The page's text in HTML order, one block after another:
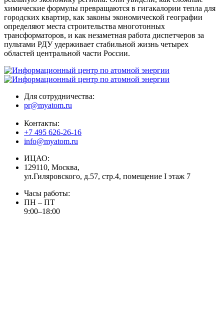
химические формулы превращаются в гигакалории тепла для
городских квартир, как законы экономической географии
определяют места строительства многотонных
трансформаторов, и как незаметная работа диспетчеров за
пультами РДУ удерживает стабильной жизнь четырех
областей центральной части России.
Для сотрудничества:
pr@myatom.ru
Контакты:
+7 495 626-26-16
info@myatom.ru
ИЦАО:
129110, Москва,
ул.Гиляровского, д.57, стр.4, помещение I этаж 7
Часы работы:
ПН – ПТ
9:00–18:00